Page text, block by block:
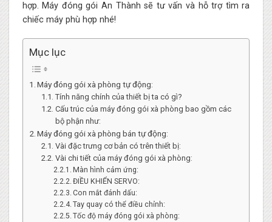
hợp. Máy đóng gói An Thành sẽ tư vấn và hỗ trợ tìm ra
chiếc máy phù hợp nhé!
Mục lục
Máy đóng gói xà phòng tự động:
Tính năng chính của thiết bị ta có gì?
Cấu trúc của máy đóng gói xà phòng bao gồm các
bộ phận như:
Máy đóng gói xà phòng bán tự động:
Vài đặc trưng cơ bản có trên thiết bị:
Vài chi tiết của máy đóng gói xà phòng:
Màn hình cảm ứng:
ĐIỀU KHIỂN SERVO:
Con mắt đánh dấu:
Tay quay có thể điều chỉnh:
Tốc độ máy đóng gói xà phòng: